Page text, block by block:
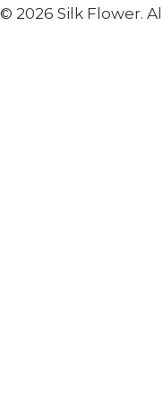
© 2026 Silk Flower.